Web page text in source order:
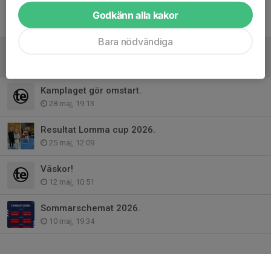
Taekwondo mötesplatsen Oxhagen.
Kamplaget gör omstart.
28 maj, 19:13
Resultat Lomma cup 2026.
25 maj, 12:09
Väskor!
12 maj, 10:51
Sommarschemat 2026.
10 maj, 19:34
Godkänn alla kakor
Bara nödvändiga